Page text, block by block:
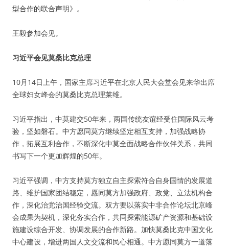
型合作的联合声明》。
王毅参加会见。
习近平会见莫桑比克总理
10月14日上午，国家主席习近平在北京人民大会堂会见来华出席
全球妇女峰会的莫桑比克总理莱维。
习近平指出，中莫建交50年来，两国传统友谊经受住国际风云考
验，坚如磐石。中方愿同莫方继续坚定相互支持，加强战略协
作，拓展互利合作，不断深化中莫全面战略合作伙伴关系，共同
书写下一个更加辉煌的50年。
习近平强调，中方支持莫方独立自主探索符合自身国情的发展道
路、维护国家团结稳定，愿同莫方加强政府、政党、立法机构合
作，深化治党治国经验交流。双方要以落实中非合作论坛北京峰
会成果为契机，深化务实合作，共同探索能源矿产资源和基础设
施建设综合开发、协调发展的合作新路。加快莫桑比克中国文化
中心建设，增进两国人文交流和民心相通。中方愿同莫方一道落